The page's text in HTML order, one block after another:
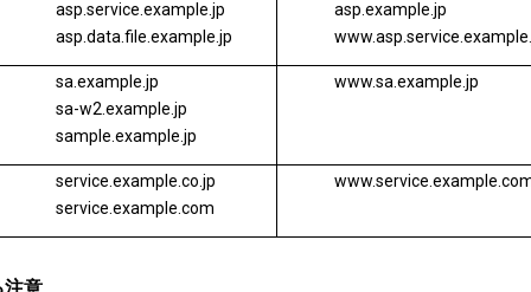
asp.service.example.jp
asp.data.file.example.jp
asp.example.jp
sa.example.jp
sa-w2.example.jp
sample.example.jp
www.sa.example.jp
service.example.co.jp
service.example.com